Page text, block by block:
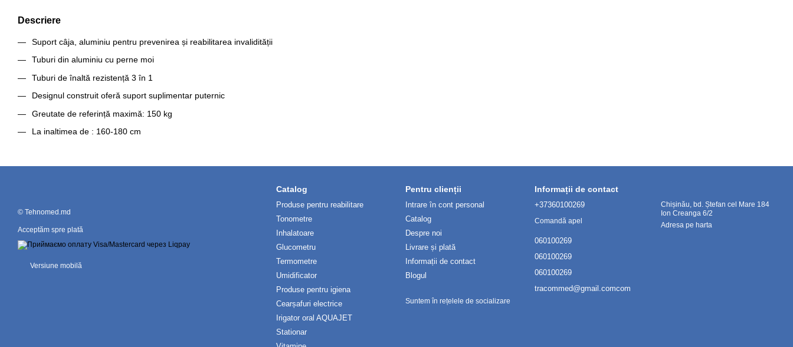
Descriere
Suport câja, aluminiu pentru prevenirea și reabilitarea invalidității
Tuburi din aluminiu cu perne moi
Tuburi de înaltă rezistență 3 în 1
Designul construit oferă suport suplimentar puternic
Greutate de referință maximă: 150 kg
La inaltimea de : 160-180 cm
© Tehnomed.md
Acceptăm spre plată
Versiune mobilă
Catalog
Produse pentru reabilitare
Tonometre
Inhalatoare
Glucometru
Termometre
Umidificator
Produse pentru igiena
Cearșafuri electrice
Irigator oral AQUAJET
Stationar
Pentru clienții
Intrare în cont personal
Catalog
Despre noi
Livrare și plată
Informații de contact
Blogul
Suntem în rețelele de socializare
Informații de contact
+37360100269
Comandă apel
060100269
060100269
060100269
tracommed@gmail.comcom
Chișinău, bd. Ștefan cel Mare 184
Ion Creanga 6/2
Adresa pe harta